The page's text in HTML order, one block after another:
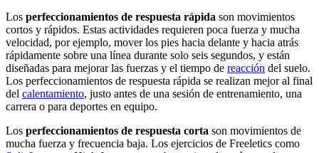
Los perfeccionamientos de respuesta rápida son movimientos
cortos y rápidos. Estas actividades requieren poca fuerza y mucha
velocidad, por ejemplo, mover los pies hacia delante y hacia atrás
rápidamente sobre una línea durante solo seis segundos, y están
diseñadas para mejorar las fuerzas y el tiempo de reacción del suelo.
Los perfeccionamientos de respuesta rápida se realizan mejor al final
del calentamiento, justo antes de una sesión de entrenamiento, una
carrera o para deportes en equipo.
Los perfeccionamientos de respuesta corta son movimientos de
mucha fuerza y frecuencia baja. Los ejercicios de Freeletics como